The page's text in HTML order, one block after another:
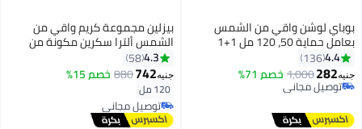
بوباي لوشن واقي من الشمس
بعامل حماية 50، 120 مل 1+1
4.4
136
جنيه282
1,000خصم 71%
توصيل مجاني
توصيل مجاني
بيزلين مجموعة كريم واقي من
الشمس ألترا سكرين مكونة من
قطعتين 120ملليلتر
4.3
58
جنيه742
880 خصم 15%
120 مل
توصيل مجاني
توصيل مجاني